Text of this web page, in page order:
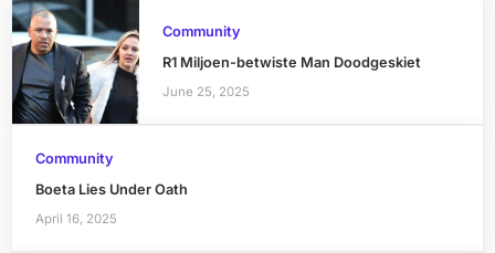
Community
R1 Miljoen-betwiste Man Doodgeskiet
June 25, 2025
Community
Boeta Lies Under Oath
April 16, 2025